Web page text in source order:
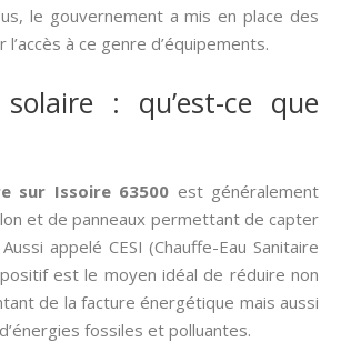
le gouvernement a mis en place des
à ce genre d’équipements.
: qu’est-ce que
sur Issoire 63500 est généralement
et de panneaux permettant de capter
appelé CESI (Chauffe-Eau Sanitaire
est le moyen idéal de réduire non
de la facture énergétique mais aussi
fossiles et polluantes.